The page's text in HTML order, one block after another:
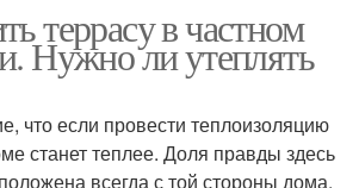
террасу в частном
Нужно ли утеплять
что если провести теплоизоляцию
станет теплее. Доля правды здесь
всегда с той стороны дома,